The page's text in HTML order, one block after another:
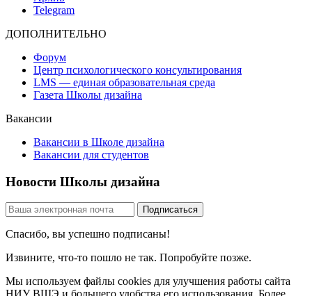
Telegram
ДОПОЛНИТЕЛЬНО
Форум
Центр психологического консультирования
LMS — единая образовательная среда
Газета Школы дизайна
Вакансии
Вакансии в Школе дизайна
Вакансии для студентов
Новости Школы дизайна
Спасибо, вы успешно подписаны!
Извините, что-то пошло не так. Попробуйте позже.
Мы используем файлы cookies для улучшения работы сайта